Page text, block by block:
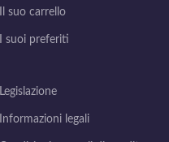
Il suo carrello
I suoi preferiti
Legislazione
Informazioni legali